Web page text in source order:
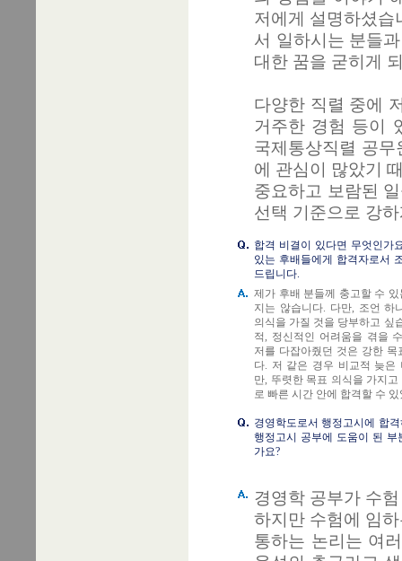
저에게 설명하셨습
서 일하시는 분들
대한 꿈을 굳히게
다양한 직렬 중에
거주한 경험 등이
국제통상직렬 공
에 관심이 많았기
중요하고 보람된
선택 기준으로 강
합격 비결이 있다면 무엇인가
있는 후배들에게 합격자로서
드립니다.
제가 후배 분들께 충고할 수
지는 않습니다. 다만, 조언 하
의식을 가질 것을 당부하고 싶
적, 정신적인 어려움을 겪을
저를 다잡아줬던 것은 강한
다. 저 같은 경우 비교적 늦은
만, 뚜렷한 목표 의식을 가지
로 빠른 시간 안에 합격할 수
경영학도로서 행정고시에 합
행정고시 공부에 도움이 된 부
가요?
경영학 공부가 수
하지만 수험에 임
통하는 논리는 여